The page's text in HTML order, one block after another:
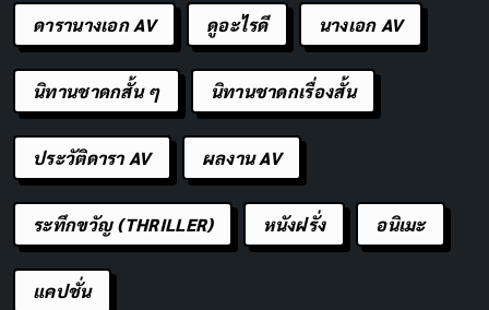
ดารานางเอก AV ดูอะไรดี นางเอก AV
นิทานชาดกสั้น ๆ นิทานชาดกเรื่องสั้น
ประวัติดารา AV ผลงาน AV
ระทึกขวัญ (THRILLER) หนังฝรั่ง อนิเมะ
แคปชั่น